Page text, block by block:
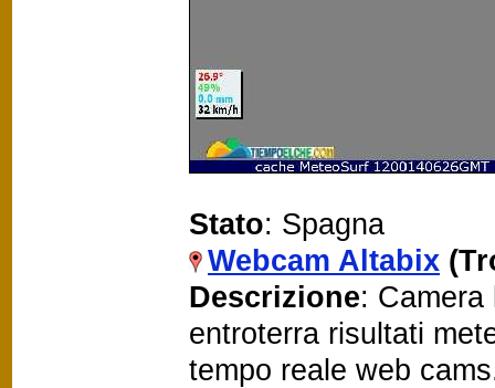
Stato: Spagna
Webcam Altabix
Descrizione: Camera
entroterra risultati
tempo reale web